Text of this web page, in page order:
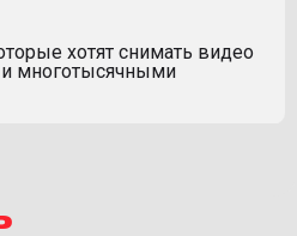
хотят снимать видео
многотысячными